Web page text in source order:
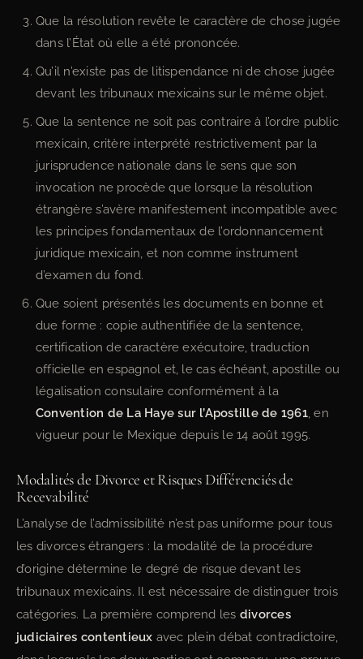
Que la résolution revête le caractère de chose jugée
dans l’État où elle a été prononcée.
Qu’il n’existe pas de litispendance ni de chose jugée
devant les tribunaux mexicains sur le même objet.
Que la sentence ne soit pas contraire à l’ordre public
mexicain, critère interprété restrictivement par la
jurisprudence nationale dans le sens que son
invocation ne procède que lorsque la résolution
étrangère s’avère manifestement incompatible avec
les principes fondamentaux de l’ordonnancement
juridique mexicain, et non comme instrument
d’examen du fond.
Que soient présentés les documents en bonne et
due forme : copie authentifiée de la sentence,
certification de caractère exécutoire, traduction
officielle en espagnol et, le cas échéant, apostille ou
légalisation consulaire conformément à la
Convention de La Haye sur l’Apostille de 1961, en
vigueur pour le Mexique depuis le 14 août 1995.
Modalités de Divorce et Risques Différenciés de
Recevabilité
L’analyse de l’admissibilité n’est pas uniforme pour tous
les divorces étrangers : la modalité de la procédure
d’origine détermine le degré de risque devant les
tribunaux mexicains. Il est nécessaire de distinguer trois
catégories. La première comprend les divorces
judiciaires contentieux avec plein débat contradictoire,